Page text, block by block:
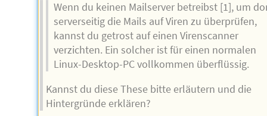
Wenn du keinen Mailserver betreibst [1], um
serverseitig die Mails auf Viren zu überprüfen,
kannst du getrost auf einen Virenscanner
verzichten. Ein solcher ist für einen normalen
Linux-Desktop-PC vollkommen überflüssig.
Kannst du diese These bitte erläutern und die
Hintergründe erklären?